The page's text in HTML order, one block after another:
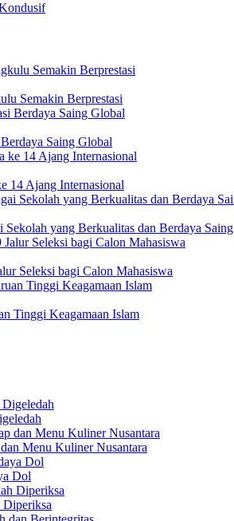
Semakin Berprestasi
Saing Global
14 Ajang Internasional
yang Berkualitas dan Berdaya Saing
Seleksi bagi Calon Mahasiswa
Tinggi Keagamaan Islam
Menu Kuliner Nusantara
Dol
Diperiksa